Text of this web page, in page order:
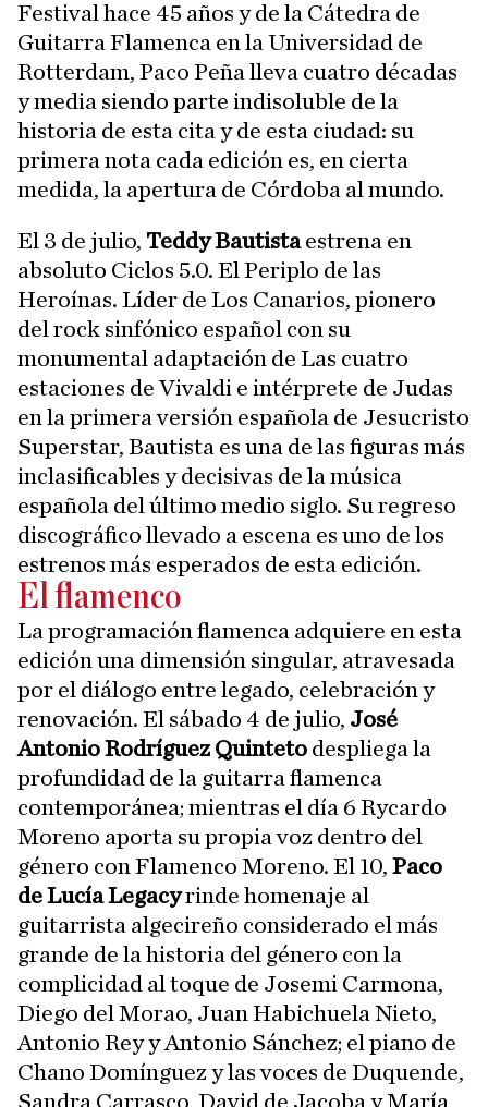
Festival hace 45 años y de la Cátedra de
Guitarra Flamenca en la Universidad de
Rotterdam, Paco Peña lleva cuatro décadas
y media siendo parte indisoluble de la
historia de esta cita y de esta ciudad: su
primera nota cada edición es, en cierta
medida, la apertura de Córdoba al mundo.
El 3 de julio, Teddy Bautistaestrena en
absoluto Ciclos 5.0. El Periplo de las
Heroínas. Líder de Los Canarios, pionero
del rock sinfónico español con su
monumental adaptación de Las cuatro
estaciones de Vivaldi e intérprete de Judas
en la primera versión española de Jesucristo
Superstar, Bautista es una de las figuras más
inclasificables y decisivas de la música
española del último medio siglo. Su regreso
discográfico llevado a escena es uno de los
estrenos más esperados de esta edición.
El flamenco
La programación flamenca adquiere en esta
edición una dimensión singular, atravesada
por el diálogo entre legado, celebración y
renovación. El sábado 4 de julio, José
Antonio Rodríguez Quinteto despliega la
profundidad de la guitarra flamenca
contemporánea; mientras el día 6 Rycardo
Moreno aporta su propia voz dentro del
género con Flamenco Moreno. El 10, Paco
de Lucía Legacyrinde homenaje al
guitarrista algecireño considerado el más
grande de la historia del género con la
complicidad al toque de Josemi Carmona,
Diego del Morao, Juan Habichuela Nieto,
Antonio Rey y Antonio Sánchez; el piano de
Chano Domínguez y las voces de Duquende,
Sandra Carrasco, David de Jacoba y María